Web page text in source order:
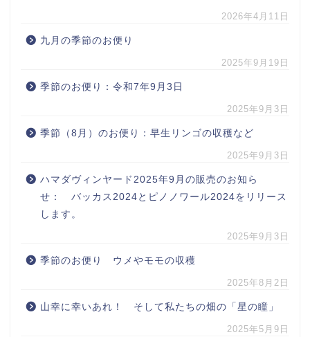
2026年4月11日
九月の季節のお便り
2025年9月19日
季節のお便り：令和7年9月3日
2025年9月3日
季節（8月）のお便り：早生リンゴの収穫など
2025年9月3日
ハマダヴィンヤード2025年9月の販売のお知ら
せ： バッカス2024とピノノワール2024をリリース
します。
2025年9月3日
季節のお便り ウメやモモの収穫
2025年8月2日
山幸に幸いあれ！ そして私たちの畑の「星の瞳」
2025年5月9日